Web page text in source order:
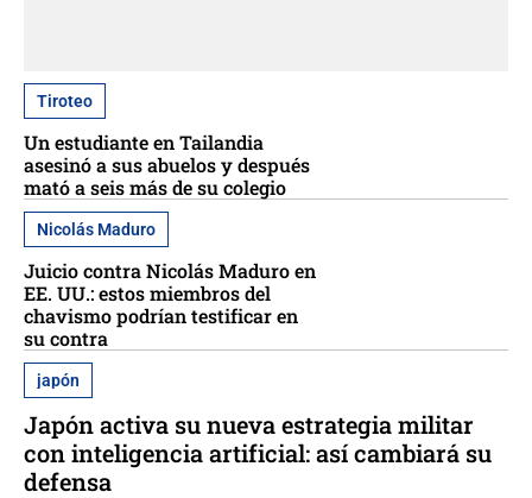
Tiroteo
Un estudiante en Tailandia
asesinó a sus abuelos y después
mató a seis más de su colegio
Nicolás Maduro
Juicio contra Nicolás Maduro en
EE. UU.: estos miembros del
chavismo podrían testificar en
su contra
japón
Japón activa su nueva estrategia militar
con inteligencia artificial: así cambiará su
defensa